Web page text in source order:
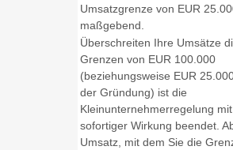
Umsatzgrenze von EUR
maßgebend.
Überschreiten Ihre Umsätze
Grenzen von EUR 100.000
(beziehungsweise EUR
der Gründung) ist die
Kleinunternehmerregelung mit
sofortiger Wirkung beendet.
Umsatz, mit dem Sie die